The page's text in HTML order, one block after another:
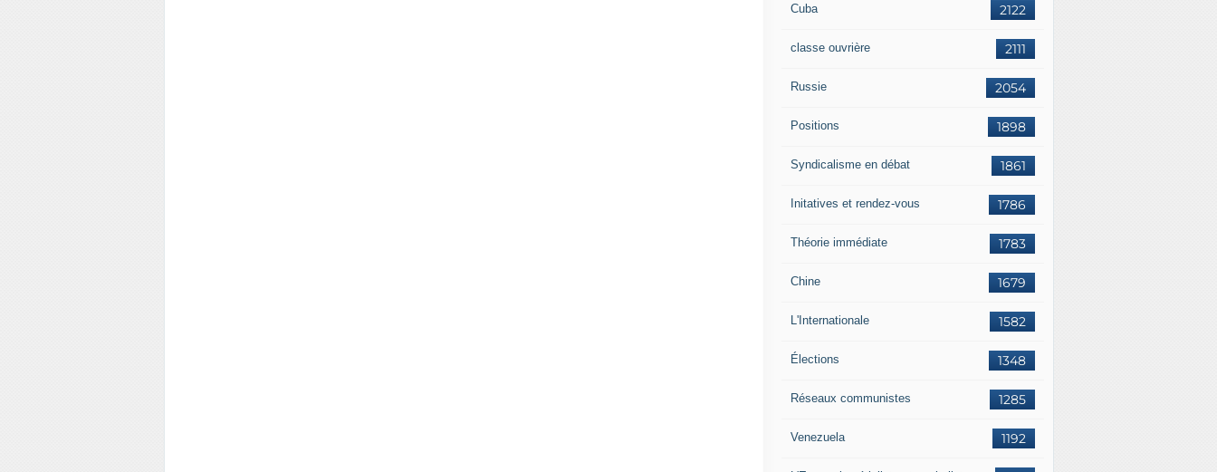
2122
Cuba
2111
classe ouvrière
2054
Russie
1898
Positions
1861
Syndicalisme en débat
1786
Initatives et rendez-vous
1783
Théorie immédiate
1679
Chine
1582
L'Internationale
1348
Élections
1285
Réseaux communistes
1192
Venezuela